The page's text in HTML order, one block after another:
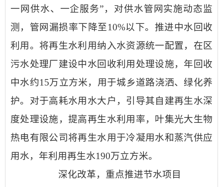
一网供水、一企服务”， 对供水管网实施动态监
测，管网漏损率下降至10%以下。 推进中水回收
利用。 将再生水利用纳入水资源统一配置，在区
污水处理厂建设中水回收利用处理设施，年回收
中水约15万立方米，用于城乡道路浇洒、绿化养
护。 对于高耗水用水大户，引导其自建再生水深
度处理设施，提高再生水利用率， 叶集光大生物
热电有限公司将再生水用于冷凝用水和蒸汽供应
用水，年利用再生水190万立方米。
深化改革，重点推进节水项目